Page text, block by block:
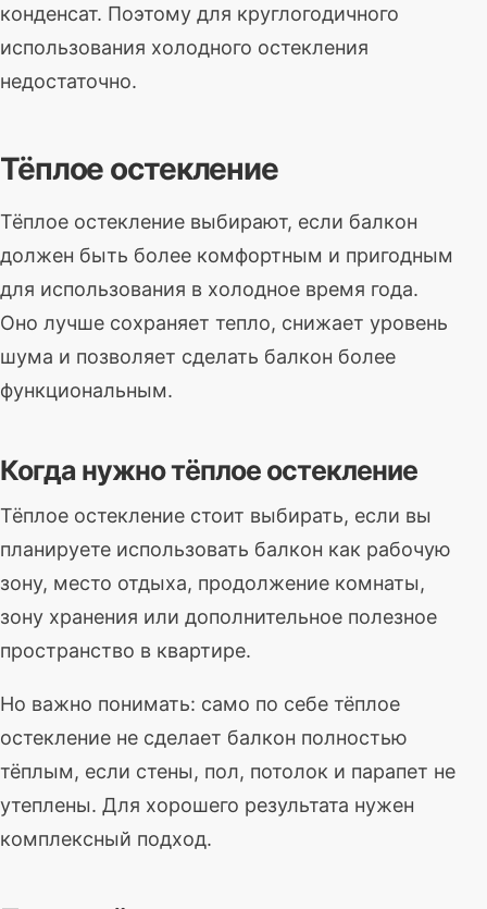
конденсат. Поэтому для круглогодичного
использования холодного остекления
недостаточно.
Тёплое остекление
Тёплое остекление выбирают, если балкон
должен быть более комфортным и пригодным
для использования в холодное время года.
Оно лучше сохраняет тепло, снижает уровень
шума и позволяет сделать балкон более
функциональным.
Когда нужно тёплое остекление
Тёплое остекление стоит выбирать, если вы
планируете использовать балкон как рабочую
зону, место отдыха, продолжение комнаты,
зону хранения или дополнительное полезное
пространство в квартире.
Но важно понимать: само по себе тёплое
остекление не сделает балкон полностью
тёплым, если стены, пол, потолок и парапет не
утеплены. Для хорошего результата нужен
комплексный подход.